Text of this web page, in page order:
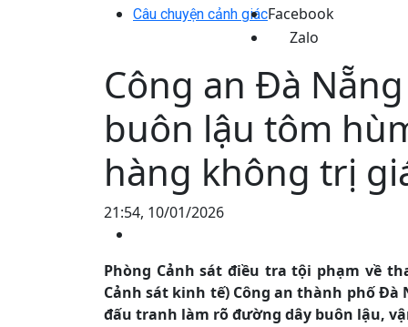
Câu chuyện cảnh giácFacebook
Zalo
Công an Đà
buôn lậu tôm
hàng không trị
21:54, 10/01/2026
Phòng Cảnh sát điều tra tội phạm về
Cảnh sát kinh tế) Công an thành phố Đà
đấu tranh làm rõ đường dây buôn lậu,